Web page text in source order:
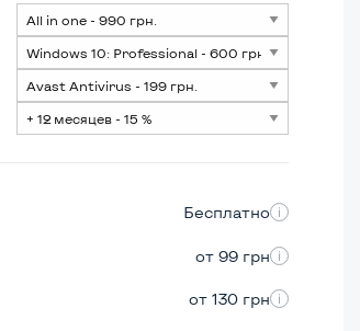
Бесплатно
от 99 грн
от 130 грн